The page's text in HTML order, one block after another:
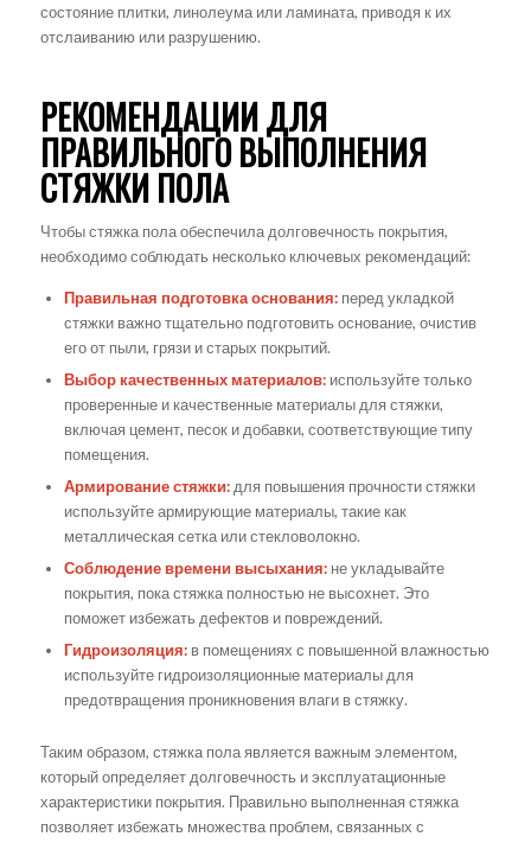
состояние плитки, линолеума или ламината, приводя к их
отслаиванию или разрушению.
РЕКОМЕНДАЦИИ ДЛЯ
ПРАВИЛЬНОГО ВЫПОЛНЕНИЯ
СТЯЖКИ ПОЛА
Чтобы стяжка пола обеспечила долговечность покрытия,
необходимо соблюдать несколько ключевых рекомендаций:
Правильная подготовка основания:перед укладкой
стяжки важно тщательно подготовить основание, очистив
его от пыли, грязи и старых покрытий.
Выбор качественных материалов:используйте только
проверенные и качественные материалы для стяжки,
включая цемент, песок и добавки, соответствующие типу
помещения.
Армирование стяжки:для повышения прочности стяжки
используйте армирующие материалы, такие как
металлическая сетка или стекловолокно.
Соблюдение времени высыхания:не укладывайте
покрытия, пока стяжка полностью не высохнет. Это
поможет избежать дефектов и повреждений.
Гидроизоляция:в помещениях с повышенной влажностью
используйте гидроизоляционные материалы для
предотвращения проникновения влаги в стяжку.
Таким образом, стяжка пола является важным элементом,
который определяет долговечность и эксплуатационные
характеристики покрытия. Правильно выполненная стяжка
позволяет избежать множества проблем, связанных с